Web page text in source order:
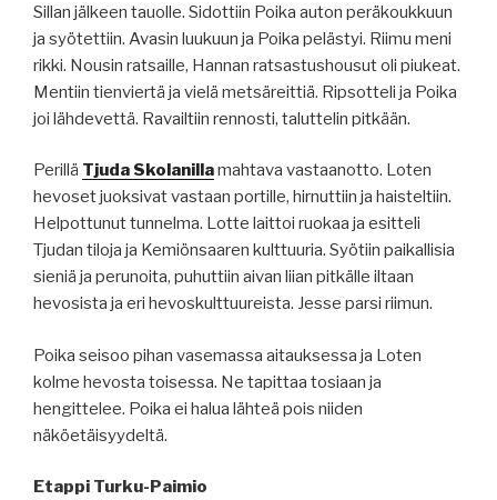
Sillan jälkeen tauolle. Sidottiin Poika auton peräkoukkuun
ja syötettiin. Avasin luukuun ja Poika pelästyi. Riimu meni
rikki. Nousin ratsaille, Hannan ratsastushousut oli piukeat.
Mentiin tienviertä ja vielä metsäreittiä. Ripsotteli ja Poika
joi lähdevettä. Ravailtiin rennosti, taluttelin pitkään.
Perillä Tjuda Skolanillamahtava vastaanotto. Loten
hevoset juoksivat vastaan portille, hirnuttiin ja haisteltiin.
Helpottunut tunnelma. Lotte laittoi ruokaa ja esitteli
Tjudan tiloja ja Kemiönsaaren kulttuuria. Syötiin paikallisia
sieniä ja perunoita, puhuttiin aivan liian pitkälle iltaan
hevosista ja eri hevoskulttuureista. Jesse parsi riimun.
Poika seisoo pihan vasemassa aitauksessa ja Loten
kolme hevosta toisessa. Ne tapittaa tosiaan ja
hengittelee. Poika ei halua lähteä pois niiden
näköetäisyydeltä.
Etappi Turku-Paimio